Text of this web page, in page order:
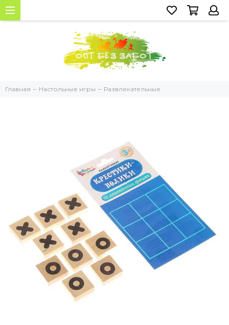
Главная Настольные игры Развлекательные